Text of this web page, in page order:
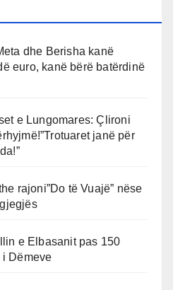
dhe Berisha kanë
euro, kanë bërë batërdinë
e Lungomares: Çlironi
janë për
rajoni”Do të Vuajë” nëse
e Elbasanit pas 150
Dëmeve